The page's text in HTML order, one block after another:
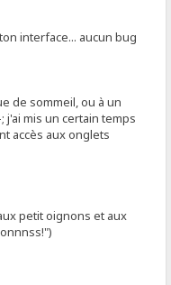
interface... aucun bug
de sommeil, ou à un
mis un certain temps
accès aux onglets
petit oignons et aux